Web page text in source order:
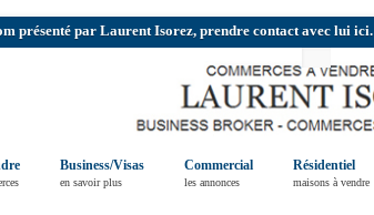
présenté par Laurent Isorez, prendre contact avec lui ici.
Business/Visas
en savoir plus
Commercial
les annonces
Résidentiel
maisons à vendre